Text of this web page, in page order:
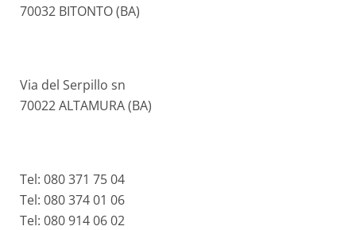
70032 BITONTO (BA)
Via del Serpillo sn
70022 ALTAMURA (BA)
Tel: 080 371 75 04
Tel: 080 374 01 06
Tel: 080 914 06 02